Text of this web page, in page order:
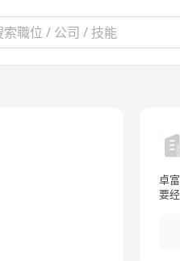
卓
要
标
储